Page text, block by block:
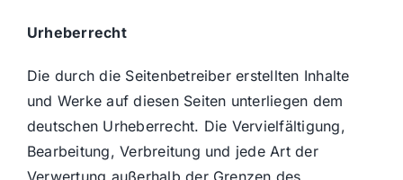
Urheberrecht
Die durch die Seitenbetreiber erstellten Inhalte
und Werke auf diesen Seiten unterliegen dem
deutschen Urheberrecht. Die Vervielfältigung,
Bearbeitung, Verbreitung und jede Art der